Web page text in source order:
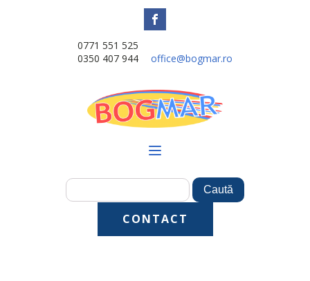
0771 551 525
0350 407 944
office@bogmar.ro
CONTACT